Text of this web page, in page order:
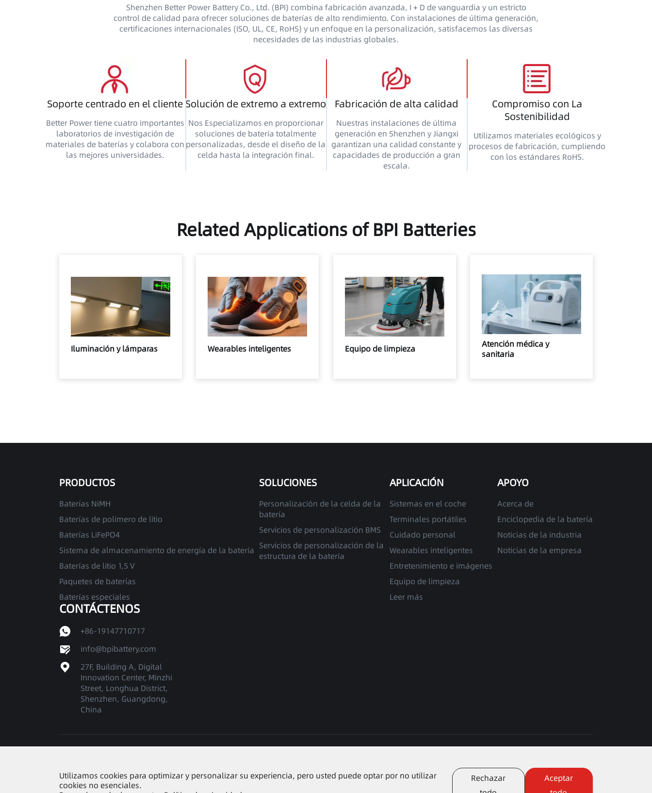
Shenzhen Better Power Battery Co., Ltd. (BPI) combina fabricación avanzada, I + D de vanguardia y un estricto
control de calidad para ofrecer soluciones de baterías de alto rendimiento. Con instalaciones de última generación,
certificaciones internacionales (ISO, UL, CE, RoHS) y un enfoque en la personalización, satisfacemos las diversas
necesidades de las industrias globales.
Soporte centrado en el cliente
Better Power tiene cuatro importantes
laboratorios de investigación de
materiales de baterías y colabora con
las mejores universidades.
Solución de extremo a extremo
Nos Especializamos en proporcionar
soluciones de batería totalmente
personalizadas, desde el diseño de la
celda hasta la integración final.
Fabricación de alta calidad
Nuestras instalaciones de última
generación en Shenzhen y Jiangxi
garantizan una calidad constante y
capacidades de producción a gran
escala.
Compromiso con La
Sostenibilidad
Utilizamos materiales ecológicos y
procesos de fabricación, cumpliendo
con los estándares RoHS.
Related Applications of BPI Batteries
Iluminación y lámparas Wearables inteligentes Equipo de limpieza
Atención médica y
sanitaria
PRODUCTOS
Baterías NiMH
Baterías de polímero de litio
Baterías LiFePO4
Sistema de almacenamiento de energía de la batería
Baterías de litio 1,5 V
Paquetes de baterías
Baterías especiales
SOLUCIONES
Personalización de la celda de la
batería
Servicios de personalización BMS
Servicios de personalización de la
estructura de la batería
APLICACIÓN
Sistemas en el coche
Terminales portátiles
Cuidado personal
Wearables inteligentes
Entretenimiento e imágenes
Equipo de limpieza
Leer más
APOYO
Acerca de
Enciclopedia de la batería
Noticias de la industria
Noticias de la empresa
CONTÁCTENOS
+86-19147710717
info@bpibattery.com
27F, Building A, Digital
Innovation Center, Minzhi
Street, Longhua District,
Shenzhen, Guangdong,
China
Utilizamos cookies para optimizar y personalizar su experiencia, pero usted puede optar por no utilizar
cookies no esenciales.
Rechazar
Aceptar